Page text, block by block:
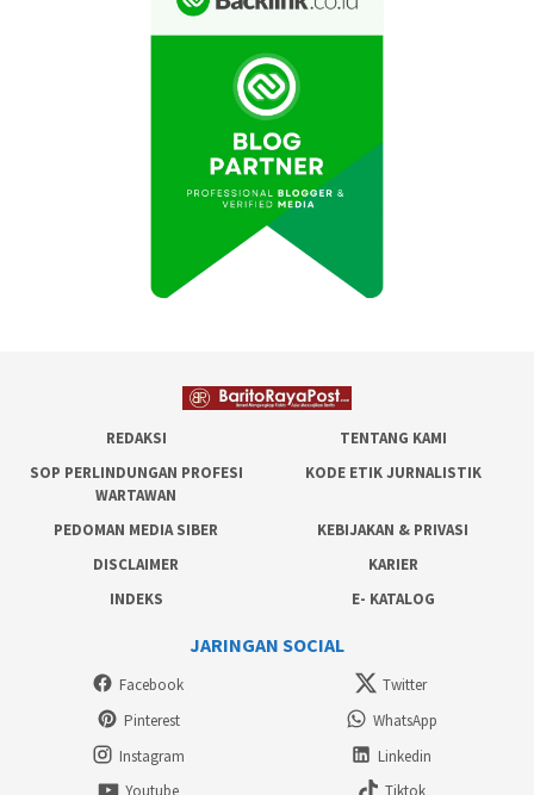
REDAKSI
TENTANG KAMI
SOP PERLINDUNGAN PROFESI
WARTAWAN
KODE ETIK JURNALISTIK
PEDOMAN MEDIA SIBER
KEBIJAKAN & PRIVASI
DISCLAIMER
KARIER
INDEKS
E- KATALOG
JARINGAN SOCIAL
Facebook
Twitter
Pinterest
WhatsApp
Instagram
Linkedin